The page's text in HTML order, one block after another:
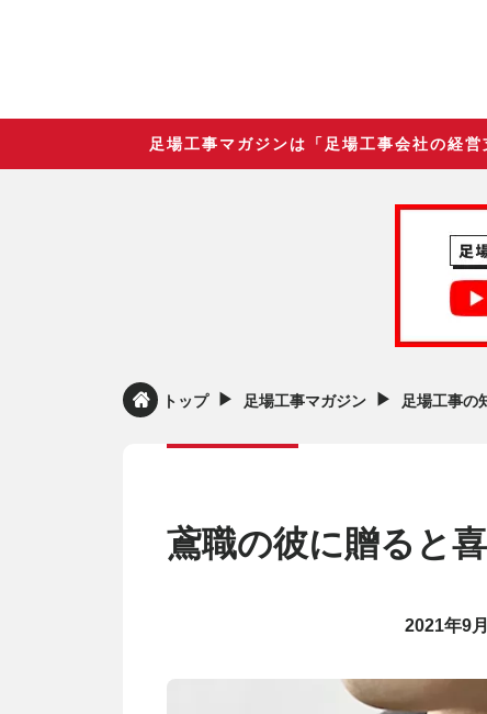
足場工事マガジンは「足場工事会社の経
トップ ▶︎ 足場工事マガジン ▶︎ 足場工事の
鳶職の彼に贈ると
2021年9